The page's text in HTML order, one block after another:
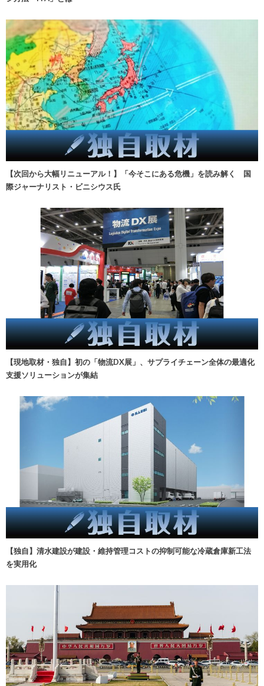
【次回から大幅リニューアル！】「今そこにある危機」を読み解く 国
際ジャーナリスト・ビニシウス氏
【現地取材・独自】初の「物流DX展」、サプライチェーン全体の最適化
支援ソリューションが集結
【独自】清水建設が建設・維持管理コストの抑制可能な冷蔵倉庫新工法
を実用化